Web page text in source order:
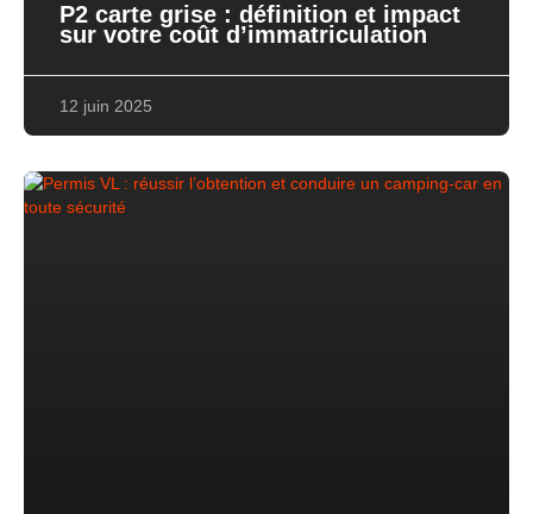
P2 carte grise : définition et impact
sur votre coût d’immatriculation
12 juin 2025